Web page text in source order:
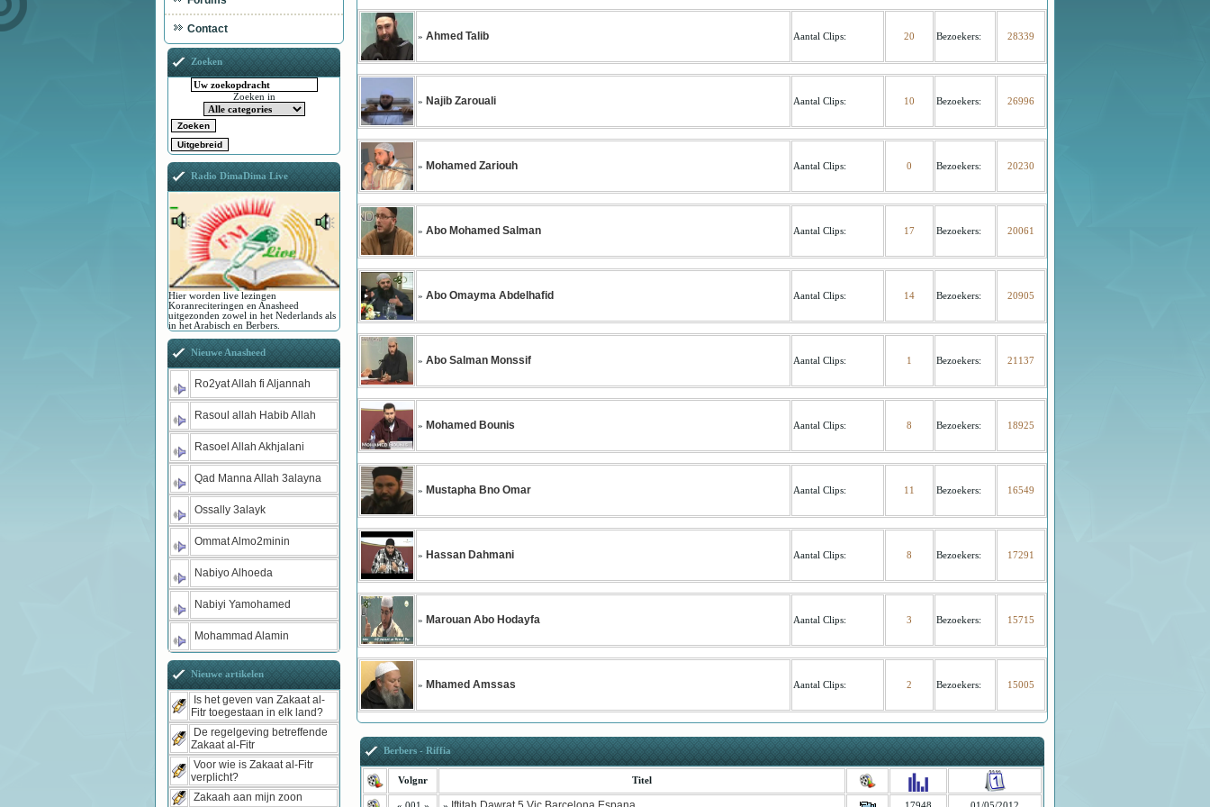
» Ahmed Talib Aantal Clips: 20 Bezoekers: 28339
» Najib Zarouali Aantal Clips: 10 Bezoekers: 26996
» Mohamed Zariouh Aantal Clips: 0 Bezoekers: 20230
» Abo Mohamed Salman Aantal Clips: 17 Bezoekers: 20061
» Abo Omayma Abdelhafid Aantal Clips: 14 Bezoekers: 20905
» Abo Salman Monssif Aantal Clips: 1 Bezoekers: 21137
» Mohamed Bounis Aantal Clips: 8 Bezoekers: 18925
» Mustapha Bno Omar Aantal Clips: 11 Bezoekers: 16549
» Hassan Dahmani Aantal Clips: 8 Bezoekers: 17291
» Marouan Abo Hodayfa Aantal Clips: 3 Bezoekers: 15715
» Mhamed Amssas Aantal Clips: 2 Bezoekers: 15005
Berbers - Riffia
Volgnr Titel
Contact
Zoeken
Zoeken in
Radio DimaDima Live
Hier worden live lezingen
Koranreciteringen en Anasheed
uitgezonden zowel in het Nederlands als
in het Arabisch en Berbers.
Nieuwe Anasheed
Ro2yat Allah fi Aljannah
Rasoul allah Habib Allah
Rasoel Allah Akhjalani
Qad Manna Allah 3alayna
Ossally 3alayk
Ommat Almo2minin
Nabiyo Alhoeda
Nabiyi Yamohamed
Mohammad Alamin
Nieuwe artikelen
Is het geven van Zakaat al-
Fitr toegestaan in elk land?
De regelgeving betreffende
Zakaat al-Fitr
Voor wie is Zakaat al-Fitr
verplicht?
Zakaah aan mijn zoon